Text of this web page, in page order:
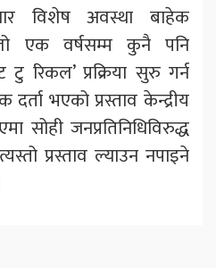
विशेष अवस्था बाहेक
एक वर्षसम्म कुनै पनि
टु रिकल’ प्रक्रिया सुरु गर्न
भएको प्रस्ताव केन्द्रीय
सोही जनप्रतिनिधिविरुद्ध
प्रस्ताव ल्याउन नपाइने